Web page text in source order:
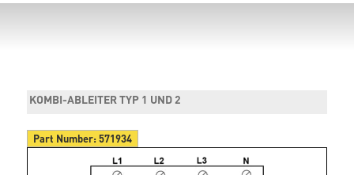
KOMBI-ABLEITER TYP 1 UND 2
Part Number:571934